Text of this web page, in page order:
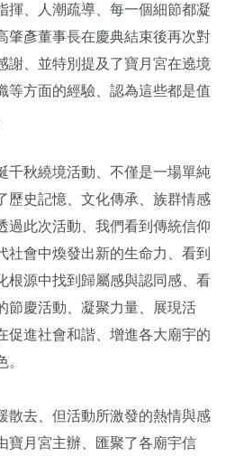
揮、人潮疏導、每一個細節都凝
肇彥董事長在慶典結束後再次對
謝、並特別提及了寶月宮在遶境
等方面的經驗、認為這些都是值
千秋繞境活動、不僅是一場單純
歷史記憶、文化傳承、族群情感
過此次活動、我們看到傳統信仰
社會中煥發出新的生命力、看到
根源中找到歸屬感與認同感、看
節慶活動、凝聚力量、展現活
促進社會和諧、增進各大廟宇的
散去、但活動所激發的熱情與感
寶月宮主辦、匯聚了各廟宇信